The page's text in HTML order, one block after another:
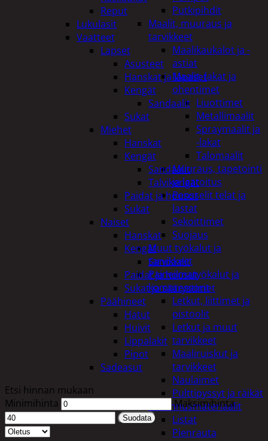
Putkipihdit
Maalit, muuraus ja
tarvikkeet
Maalikaukalot ja -
astiat
Maalit, lakat ja
ohentimet
Liuottimet
Metallimaalit
Spraymaalit ja
-lakat
Talomaalit
Muuraus, tapetointi
ja laatoitus
Pensselit telat ja
lastat
Sekoittimet
Suojaus
Muut työkalut ja
tarvikkeet
Paineilmatyökalut ja
kompressorit
Letkut, liittimet ja
pistoolit
Letkut ja muut
tarvikkeet
Maaliruiskut ja
tarvikkeet
Naulaimet
Pulttipyssyt ja räikät
Rakennusmateriaalit
Listat
Pienrauta
Reput
Lukulasit
Vaatteet
Lapset
Asusteet
Hanskat ja lapaset
Kengät
Sandaalit
Sukat
Miehet
Hanskat
Kengät
Sandaalit
Talvikengät
Paidat ja housut
Sukat
Naiset
Hanskat
Kengät
Sandaalit
Paidat ja housut
Sukat ja säärystimet
Päähineet
Hatut
Huivit
Lippalakit
Pipot
Sadeasut
Etsi hinnan mukaan
Minimihinta
Maksimihinta
Suodata